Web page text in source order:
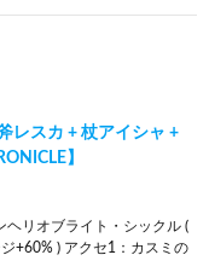
レスカ + 杖アイシャ +
】
ヘリオブライト・シックル (
+60% ) アクセ1：カスミの